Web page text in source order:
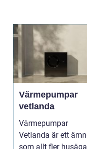
Värmepumpar
vetlanda
Värmepumpar
Vetlanda är ett
som allt fler